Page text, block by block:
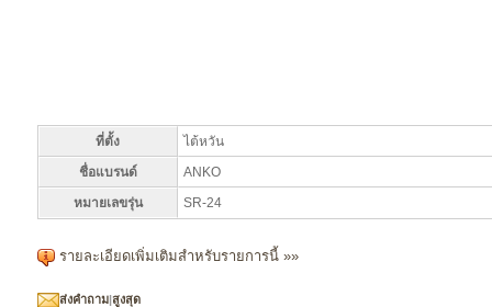
ที่ตั้ง
ไต้หวัน
ชื่อแบรนด์
ANKO
หมายเลขรุ่น
SR-24
รายละเอียดเพิ่มเติมสำหรับรายการนี้ »»
ส่งคำถาม|สูงสุด